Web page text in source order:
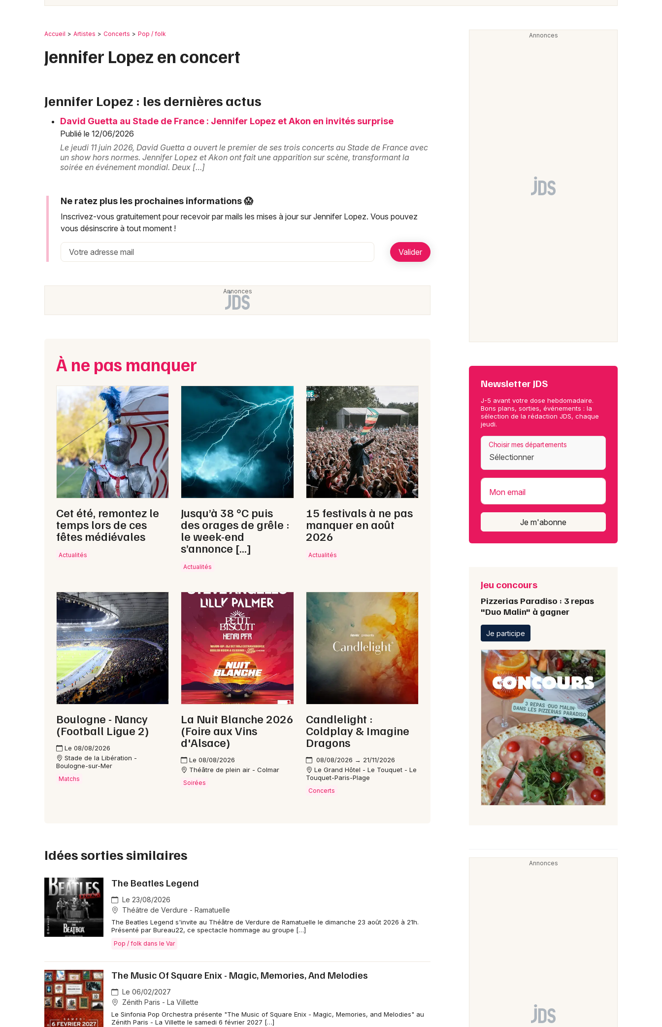
Expos
Sorties & loisirs
Mon email
Je m'abonne
Mulhouse
Strasbourg
Toulouse
Toutes les villes
Accueil Artistes Concerts Pop / folk
Jennifer Lopez en concert
Jennifer Lopez : les dernières actus
David Guetta au Stade de France : Jennifer Lopez et Akon en invités surprise
Publié le 12/06/2026
Le jeudi 11 juin 2026, David Guetta a ouvert le premier de ses trois concerts au Stade de France avec
un show hors normes. Jennifer Lopez et Akon ont fait une apparition sur scène, transformant la
soirée en événement mondial. Deux […]
Ne ratez plus les prochaines informations 😱
Inscrivez-vous gratuitement pour recevoir par mails les mises à jour sur Jennifer Lopez. Vous pouvez
vous désinscrire à tout moment !
À ne pas manquer
Cet été, remontez le
temps lors de ces
fêtes médiévales
Actualités
Jusqu’à 38 °C puis
des orages de grêle :
le week-end
s’annonce […]
Actualités
15 festivals à ne pas
manquer en août
2026
Actualités
Boulogne - Nancy
(Football Ligue 2)
Le 08/08/2026
Stade de la Libération -
Boulogne-sur-Mer
Matchs
La Nuit Blanche 2026
(Foire aux Vins
d'Alsace)
Le 08/08/2026
Théâtre de plein air - Colmar
Soirées
Candlelight :
Coldplay & Imagine
Dragons
08/08/2026 → 21/11/2026
Le Grand Hôtel - Le Touquet - Le
Touquet-Paris-Plage
Concerts
Idées sorties similaires
The Beatles Legend
Le 23/08/2026
Théâtre de Verdure - Ramatuelle
The Beatles Legend s'invite au Théâtre de Verdure de Ramatuelle le dimanche 23 août 2026 à 21h.
Présenté par Bureau22, ce spectacle hommage au groupe […]
Pop / folk dans le Var
The Music Of Square Enix - Magic, Memories, And Melodies
Le 06/02/2027
Zénith Paris - La Villette
Le Sinfonia Pop Orchestra présente "The Music of Square Enix - Magic, Memories, and Melodies" au
Zénith Paris - La Villette le samedi 6 février 2027 […]
Newsletter JDS
J-5 avant votre dose hebdomadaire.
Bons plans, sorties, événements : la
sélection de la rédaction JDS, chaque
jeudi.
Choisir mes départements
Mon email
Je m'abonne
Jeu concours
Pizzerias Paradiso : 3 repas
"Duo Malin" à gagner
Je participe